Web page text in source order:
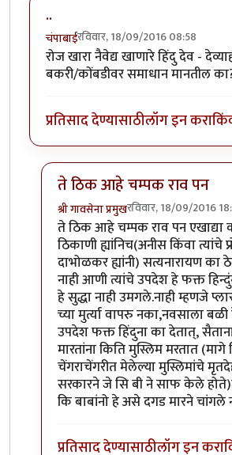
..
चंपाबाईरविवार, 18/09/2016 08:58
रोज खारा नैवेद्य खाणारे हिंदु देव -
बकरी/कोंबडीवर समाधान मानतील
प्रतिसाद देण्यासाठीलॉग इन करा
ते ठिक आहे चम्पक राव पन
श्री गावसेना प्रमुखरविवार, 18/09/2016
In reply to..byचंपाबाई
ते ठिक आहे चम्पक राव पन एखाद्या
ठिकाणी ह्यांनिच(अनीस किंवा त्यांचे
दाभोळकर ह्यांनी) सत्यनारायण
नाही आणी त्यांचे उपदेश हे फक्त
हे सुद्धा नाही उमगले.नाही म्हणजे
च्या मुर्त्या वापरु नका,नवसाला
उपदेश फक्त हिंदुना का देतात्,
मारतांना किति मुस्लिम मरतात (मागे
चेंगराचेंगरीत मेलेल्या मुस्लिमांचे
सरकारने जे सि बी ने साफ केले
कि बाबांनो हे असे दगड मारने चांगले
प्रतिसाद देण्यासाठीलॉग इन करा